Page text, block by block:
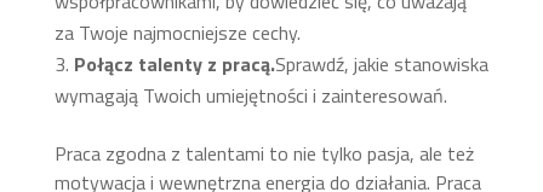
za Twoje najmocniejsze cechy.
Połącz talenty z pracą.Sprawdź, jakie stanowiska
wymagają Twoich umiejętności i zainteresowań.
Praca zgodna z talentami to nie tylko pasja, ale też
motywacja i wewnętrzna energia do działania. Praca